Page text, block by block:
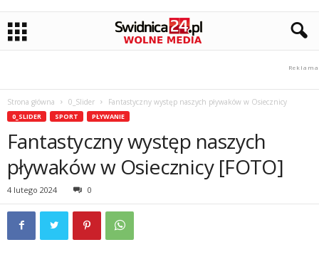
Strona główna 0_Slider Fantastyczny występ naszych pływaków w Osiecznicy
0_SLIDER SPORT PŁYWANIE
Fantastyczny występ naszych
pływaków w Osiecznicy [FOTO]
4 lutego 2024 0